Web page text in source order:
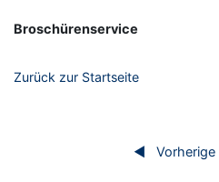
Broschürenservice
Zurück zur Startseite
Vorherige